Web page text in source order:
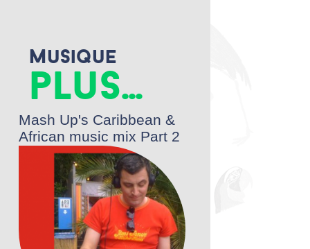
Musique
plus...
Mash Up's Caribbean &
African music mix Part 2